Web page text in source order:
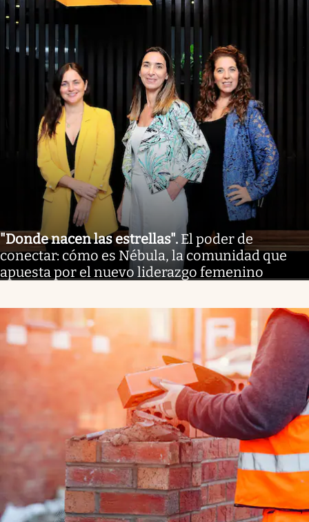
"Donde nacen las estrellas". El poder de
conectar: cómo es Nébula, la comunidad que
apuesta por el nuevo liderazgo femenino